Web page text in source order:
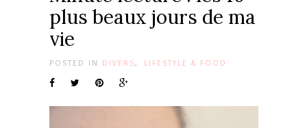
plus beaux jours de ma
vie
POSTED IN DIVERS, LIFESTYLE & FOOD